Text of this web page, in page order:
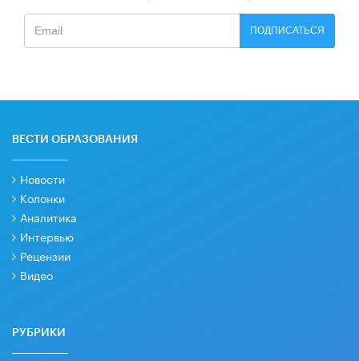
ПОДПИСАТЬСЯ
ВЕСТИ ОБРАЗОВАНИЯ
Новости
Колонки
Аналитика
Интервью
Рецензии
Видео
РУБРИКИ